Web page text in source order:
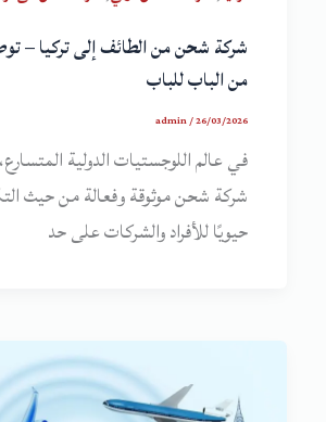
شركة شحن من الطائف إلى تركيا –
من الباب للباب
admin/26/03/2026
في عالم اللوجستيات الدولية
شركة شحن موثوقة وفعالة من حيث
حيويًا للأفراد والشركات على حد